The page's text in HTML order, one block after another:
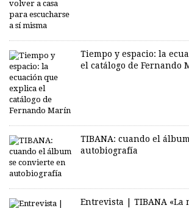
Tiempo y espacio: la
el catálogo de Fernando
TIBANA: cuando el
autobiografía
Entrevista | TIBANA «La